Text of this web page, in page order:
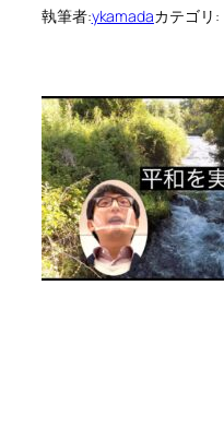
執筆者:ykamadaカテゴリ: